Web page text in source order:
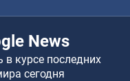
News
курсе последних
сегодня